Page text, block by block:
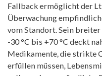
Fallback ermöglicht der
Überwachung
vom Standort. Sein
-30 °C bis +70 °C deckt
Medikamente, die strikte
erfüllen müssen,